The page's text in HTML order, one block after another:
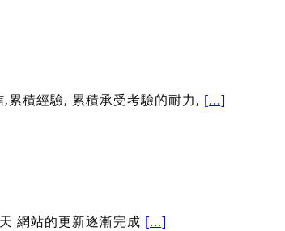
累積經驗, 累積承受考驗的耐力, [...]
網站的更新逐漸完成 [...]